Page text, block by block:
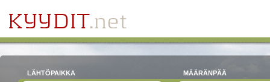
LÄHTÖPAIKKA MÄÄRÄNPÄÄ